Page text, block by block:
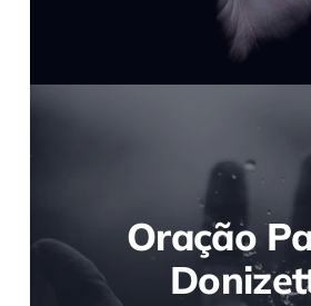
Oração